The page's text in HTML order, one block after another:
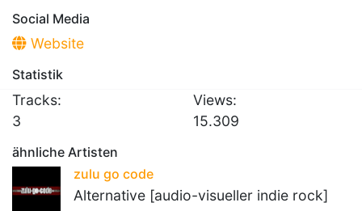
Social Media
Website
Statistik
Tracks:
3
Views:
15.309
ähnliche Artisten
zulu go code
Alternative [audio-visueller indie rock]